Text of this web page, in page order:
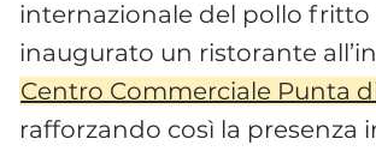
internazionale del pollo fritto
inaugurato un ristorante
Centro Commerciale Punta
rafforzando così la presenza